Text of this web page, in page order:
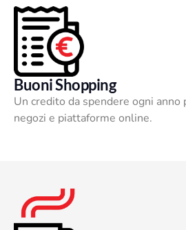
Buoni Shopping
Un credito da spendere ogni
negozi e piattaforme online.